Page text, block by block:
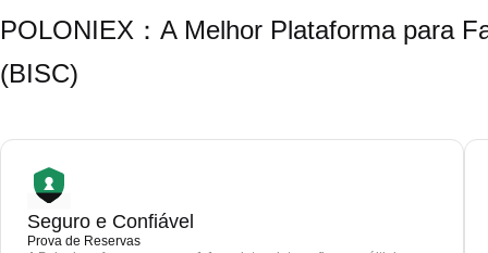
POLONIEX：A Melhor Plataforma para
(BISC)
Seguro e Confiável
Prova de Reservas